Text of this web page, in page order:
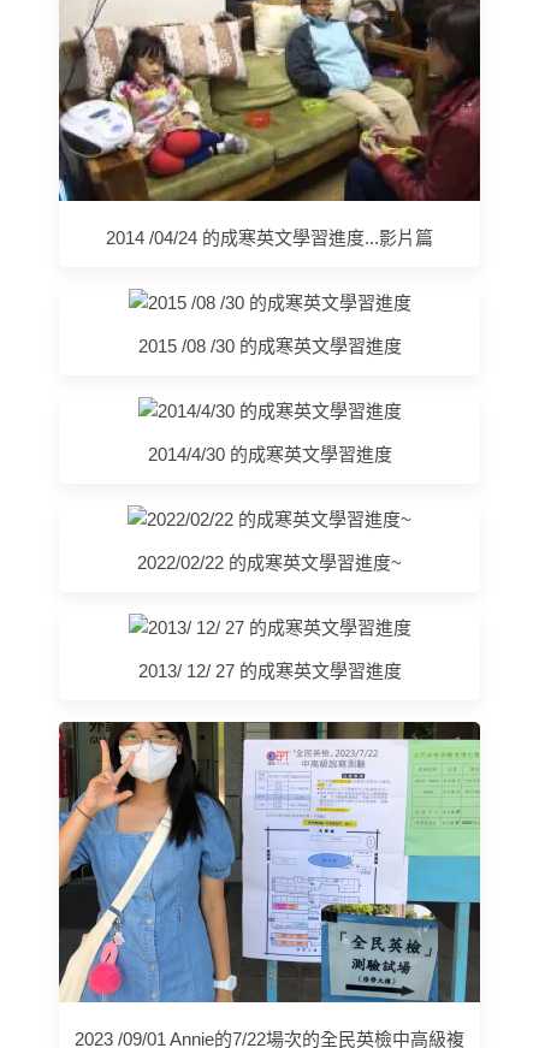
2014 /04/24 的成寒英文學習進度...影片篇
2015 /08 /30 的成寒英文學習進度
2014/4/30 的成寒英文學習進度
2022/02/22 的成寒英文學習進度~
2013/ 12/ 27 的成寒英文學習進度
2023 /09/01 Annie的7/22場次的全民英檢中高級複